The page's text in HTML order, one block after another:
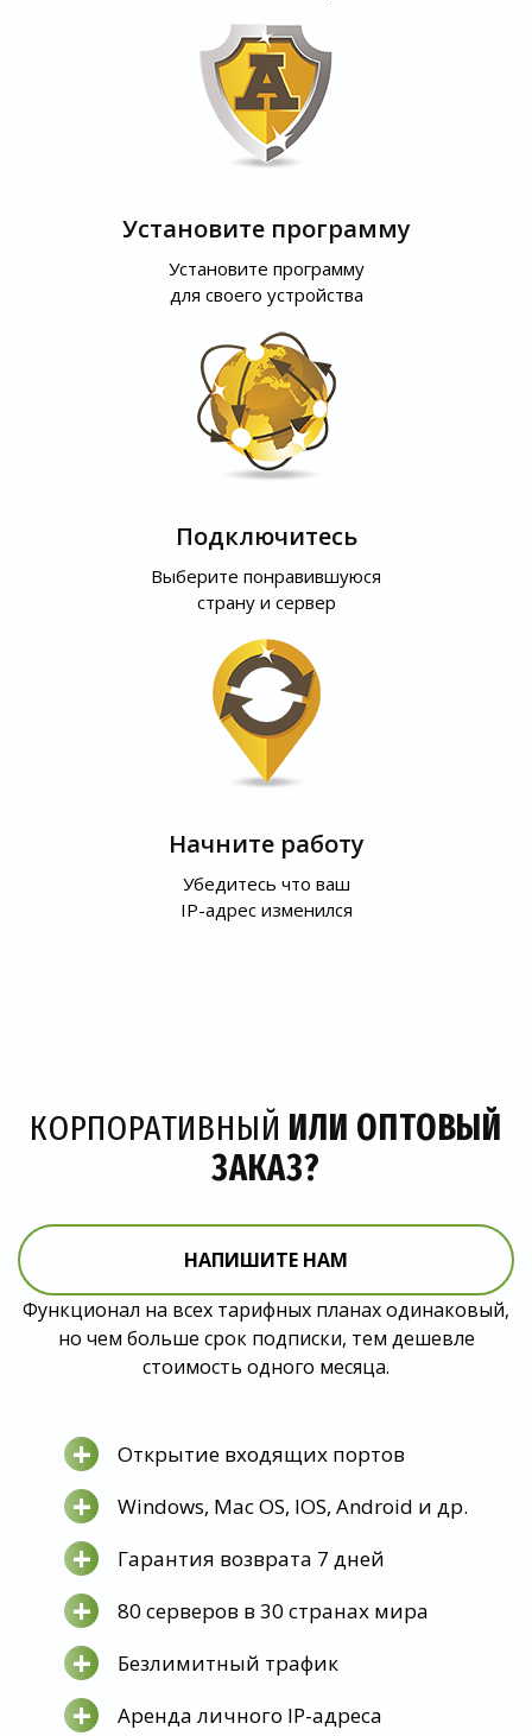
Установите программу
Установите программу
для своего устройства
Подключитесь
Выберите понравившуюся
страну и сервер
Начните работу
Убедитесь что ваш
IP-адрес изменился
КОРПОРАТИВНЫЙ ИЛИ ОПТОВЫЙ
ЗАКАЗ?
НАПИШИТЕ НАМ
Функционал на всех тарифных планах одинаковый,
но чем больше срок подписки, тем дешевле
стоимость одного месяца.
+ Открытие входящих портов
+ Windows, Mac OS, IOS, Android и др.
+ Гарантия возврата 7 дней
+ 80 серверов в 30 странах мира
+ Безлимитный трафик
+ Аренда личного IP-адреса